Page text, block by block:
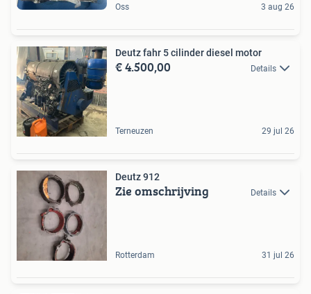
Oss 3 aug 26
Deutz fahr 5 cilinder diesel motor
€ 4.500,00 Details
Terneuzen 29 jul 26
Deutz 912
Zie omschrijving Details
Rotterdam 31 jul 26